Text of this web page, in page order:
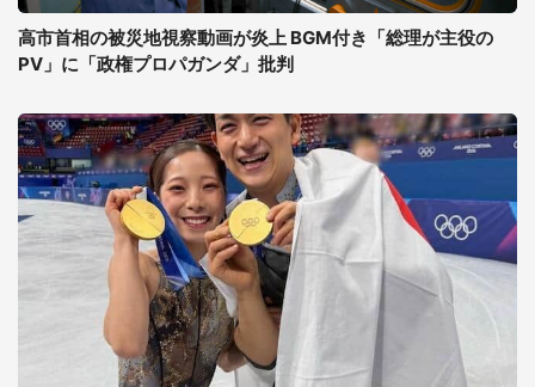
高市首相の被災地視察動画が炎上 BGM付き「総理が主役の
PV」に「政権プロパガンダ」批判